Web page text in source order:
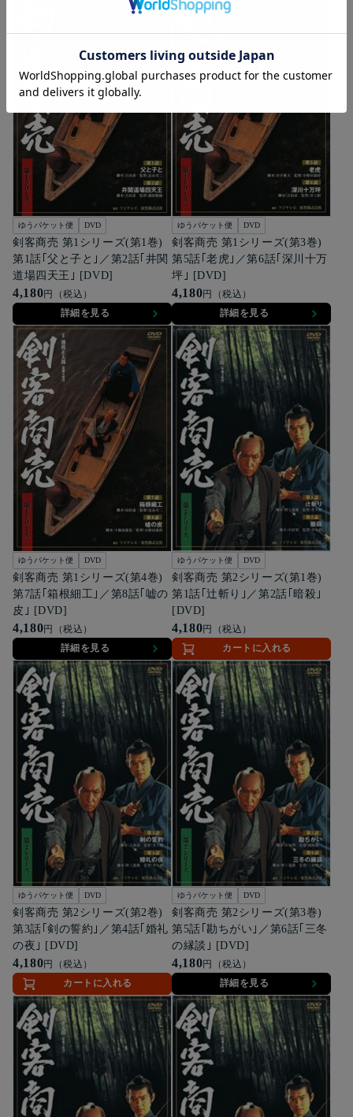
ゆうパケット便 DVD
剣客商売 第1シリーズ(第1巻)
第1話｢父と子と｣／第2話｢井関
道場四天王｣ [DVD]
4,180円（税込）
詳細を見る
ゆうパケット便 DVD
剣客商売 第1シリーズ(第3巻)
第5話｢老虎｣／第6話｢深川十万
坪｣ [DVD]
4,180円（税込）
詳細を見る
ゆうパケット便 DVD
剣客商売 第1シリーズ(第4巻)
第7話｢箱根細工｣／第8話｢嘘の
皮｣ [DVD]
4,180円（税込）
詳細を見る
ゆうパケット便 DVD
剣客商売 第2シリーズ(第1巻)
第1話｢辻斬り｣／第2話｢暗殺｣
[DVD]
4,180円（税込）
カートに入れる
ゆうパケット便 DVD
剣客商売 第2シリーズ(第2巻)
第3話｢剣の誓約｣／第4話｢婚礼
の夜｣ [DVD]
4,180円（税込）
カートに入れる
ゆうパケット便 DVD
剣客商売 第2シリーズ(第3巻)
第5話｢勘ちがい｣／第6話｢三冬
の縁談｣ [DVD]
4,180円（税込）
詳細を見る